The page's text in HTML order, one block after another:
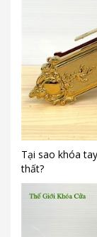
Tại sao khóa
thất?